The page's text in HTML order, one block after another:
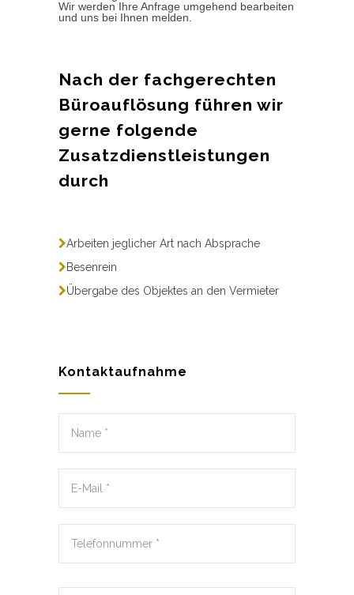
Wir werden Ihre Anfrage umgehend bearbeiten
und uns bei Ihnen melden.
Nach der fachgerechten
Büroauflösung führen wir
gerne folgende
Zusatzdienstleistungen
durch
Arbeiten jeglicher Art nach Absprache
Besenrein
Übergabe des Objektes an den Vermieter
Kontaktaufnahme